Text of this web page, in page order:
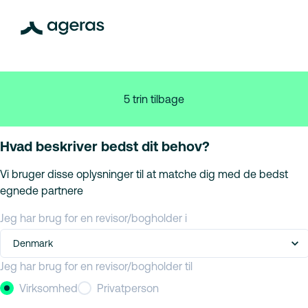
5 trin tilbage
Hvad beskriver bedst dit behov?
Vi bruger disse oplysninger til at matche dig med de bedst
egnede partnere
Jeg har brug for en revisor/bogholder i
Denmark
Jeg har brug for en revisor/bogholder til
Virksomhed
Privatperson